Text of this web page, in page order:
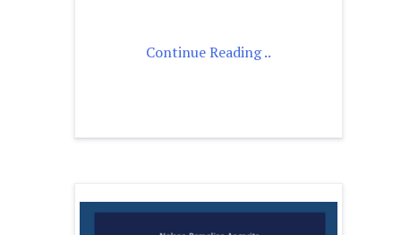
Continue Reading ..